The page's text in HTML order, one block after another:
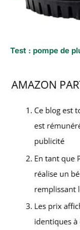
Test : pompe de